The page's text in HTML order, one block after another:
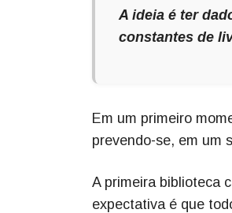
A ideia é ter
constantes de
Em um primeiro
prevendo-se, em um
A primeira biblioteca
expectativa é que